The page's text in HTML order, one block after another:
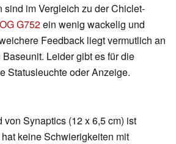
sind im Vergleich zu der Chiclet-
G752ein wenig wackelig und
Feedback liegt vermutlich an
Leider gibt es für die
Statusleuchte oder Anzeige.
von Synaptics (12 x 6,5 cm) ist
keine Schwierigkeiten mit